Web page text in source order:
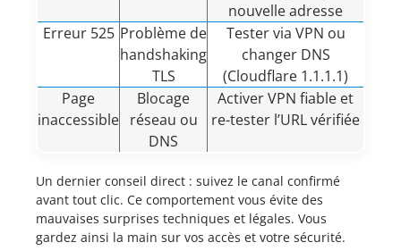
nouvelle adresse
Erreur 525 Problème de
handshaking
TLS
Tester via VPN ou
changer DNS
(Cloudflare 1.1.1.1)
Page
inaccessible
Blocage
réseau ou
DNS
Activer VPN fiable et
re-tester l’URL vérifiée
Un dernier conseil direct : suivez le canal confirmé
avant tout clic. Ce comportement vous évite des
mauvaises surprises techniques et légales. Vous
gardez ainsi la main sur vos accès et votre sécurité.